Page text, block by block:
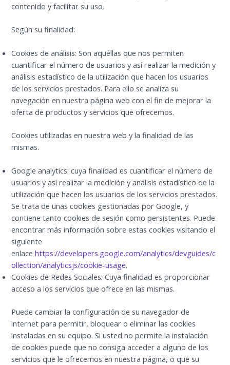
contenido y facilitar su uso.
Según su finalidad:
Cookies de análisis: Son aquéllas que nos permiten
cuantificar el número de usuarios y así realizar la medición y
análisis estadístico de la utilización que hacen los usuarios
de los servicios prestados. Para ello se analiza su
navegación en nuestra página web con el fin de mejorar la
oferta de productos y servicios que ofrecemos.
Cookies utilizadas en nuestra web y la finalidad de las
mismas.
Google analytics: cuya finalidad es cuantificar el número de
usuarios y así realizar la medición y análisis estadístico de la
utilización que hacen los usuarios de los servicios prestados.
Se trata de unas cookies gestionadas por Google, y
contiene tanto cookies de sesión como persistentes. Puede
encontrar más información sobre estas cookies visitando el
siguiente
enlacehttps://developers.google.com/analytics/devguides/c
ollection/analyticsjs/cookie-usage.
Cookies de Redes Sociales: Cuya finalidad es proporcionar
acceso a los servicios que ofrece en las mismas.
Puede cambiar la configuración de su navegador de
internet para permitir, bloquear o eliminar las cookies
instaladas en su equipo. Si usted no permite la instalación
de cookies puede que no consiga acceder a alguno de los
servicios que le ofrecemos en nuestra página, o que su